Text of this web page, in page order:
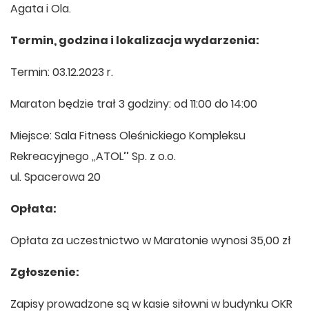
Agata i Ola.
Termin, godzina i lokalizacja wydarzenia:
Termin: 03.12.2023 r.
Maraton będzie trał 3 godziny: od 11:00 do 14:00
Miejsce: Sala Fitness Oleśnickiego Kompleksu
Rekreacyjnego ,,ATOL’’ Sp. z o.o.
ul. Spacerowa 20
Opłata:
Opłata za uczestnictwo w Maratonie wynosi 35,00 zł
Zgłoszenie:
Zapisy prowadzone są w kasie siłowni w budynku OKR